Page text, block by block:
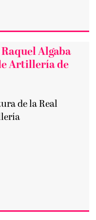
Algaba
Artillería de
de la Real